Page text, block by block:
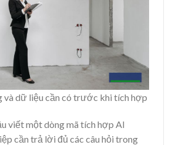
và dữ liệu cần có trước khi tích hợp
viết một dòng mã tích hợp AI
cần trả lời đủ các câu hỏi trong